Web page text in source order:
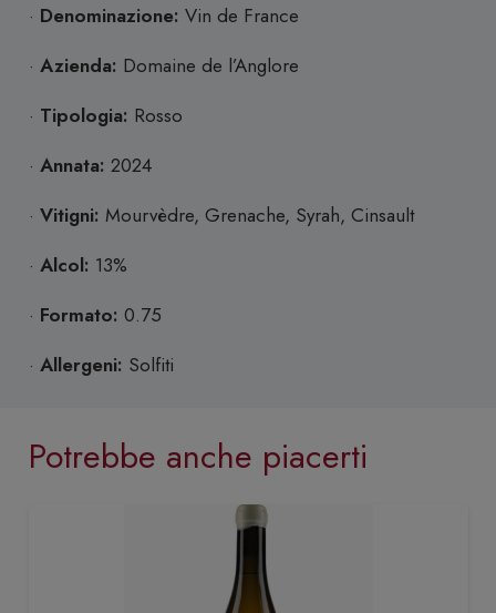
· Denominazione: Vin de France
· Azienda: Domaine de l’Anglore
· Tipologia: Rosso
· Annata: 2024
· Vitigni: Mourvèdre, Grenache, Syrah, Cinsault
· Alcol: 13%
· Formato: 0.75
· Allergeni: Solfiti
Potrebbe anche piacerti